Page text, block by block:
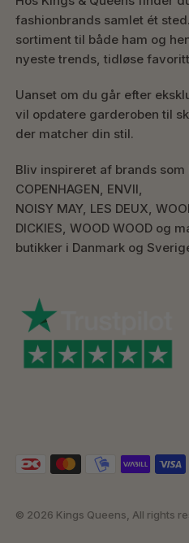
fashionbrands samlet ét
sortiment til både ham og
nyeste trends, tidløse
Uanset om du går efter
vil opdatere garderoben til
der matcher din stil.
Bliv inspireret af brands som
COPENHAGEN, ENVII,
NOISY MAY, LES DEUX,
DICKIES, WOOD WOOD og
butikker i Danmark og
© 2026 Kings Queens, All rights